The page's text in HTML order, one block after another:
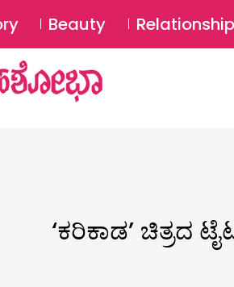
Beauty Relationship
‘ಕರಿಕಾಡ’